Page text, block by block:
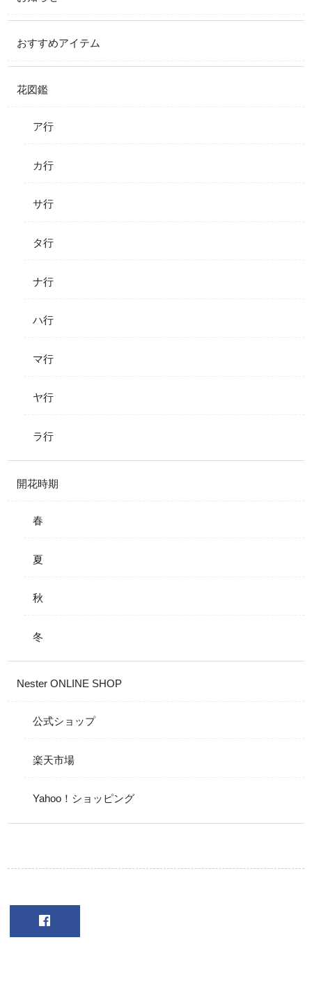
おすすめアイテム
花図鑑
ア行
カ行
サ行
タ行
ナ行
ハ行
マ行
ヤ行
ラ行
開花時期
春
夏
秋
冬
Nester ONLINE SHOP
公式ショップ
楽天市場
Yahoo！ショッピング